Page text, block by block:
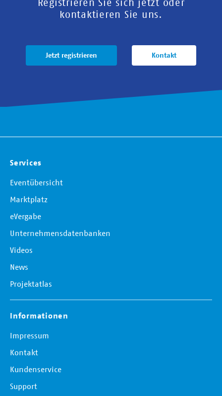
Registrieren Sie sich jetzt oder
kontaktieren Sie uns.
Jetzt registrieren Kontakt
Services
Eventübersicht
Marktplatz
eVergabe
Unternehmensdatenbanken
Videos
News
Projektatlas
Informationen
Impressum
Kontakt
Kundenservice
Support